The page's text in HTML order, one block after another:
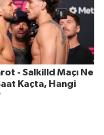
- Salkilld Maçı Ne
Kaçta, Hangi